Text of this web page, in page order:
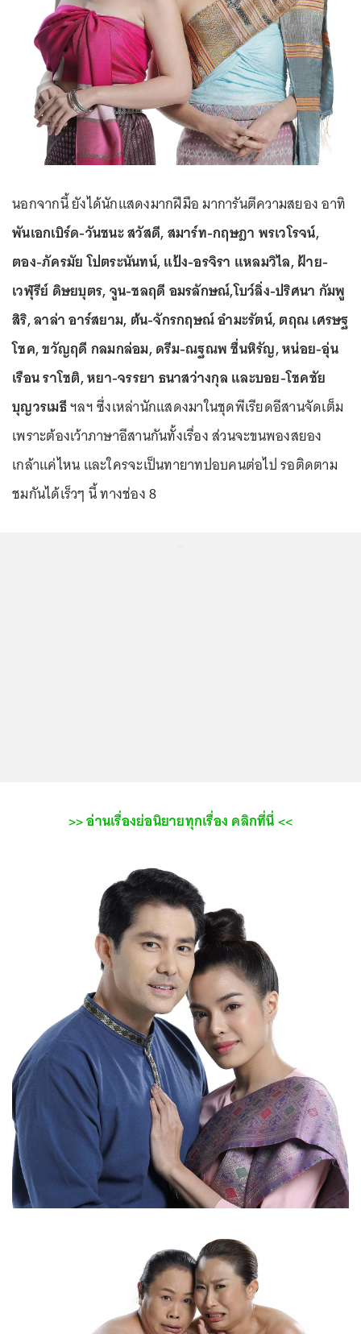
นอกจากนี้ ยังได้นักแสดงมากฝีมือ มาการันตีความสยอง อาทิ
พันเอกเบิร์ด-วันชนะ สวัสดี, สมาร์ท-กฤษฎา พรเวโรจน์,
ตอง-ภัครมัย โปตระนันทน์, แป้ง-อรจิรา แหลมวิไล, ฝ้าย-
เวฬุรีย์ ดิษยบุตร, จูน-ชลฤดี อมรลักษณ์,โบว์ลิ่ง-ปริศนา กัมพู
สิริ, ลาล่า อาร์สยาม, ต้น-จักรกฤษณ์ อำมะรัตน์, ตฤณ เศรษฐ
โชค, ขวัญฤดี กลมกล่อม, ดรีม-ณฐณพ ชื่นหิรัญ, หน่อย-อุ่น
เรือน ราโชติ, หยา-จรรยา ธนาสว่างกุล และบอย-โชคชัย
บุญวรเมธีฯลฯ ซึ่งเหล่านักแสดงมาในชุดพีเรียดอีสานจัดเต็ม
เพราะต้องเว้าภาษาอีสานกันทั้งเรื่อง ส่วนจะขนพองสยอง
เกล้าแค่ไหน และใครจะเป็นทายาทปอบคนต่อไป รอติดตาม
ชมกันได้เร็วๆ นี้ ทางช่อง 8
>> อ่านเรื่องย่อนิยายทุกเรื่อง คลิกที่นี่ <<